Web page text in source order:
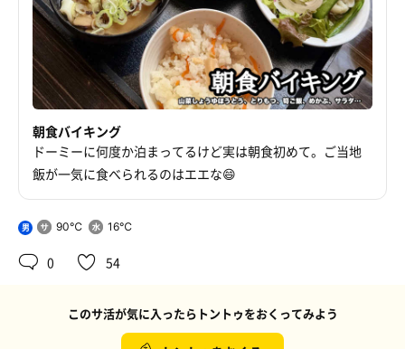
朝食バイキング
ドーミーに何度か泊まってるけど実は朝食初めて。ご当地
飯が一気に食べられるのはエエな😄
男 90℃ 16℃
0 54
このサ活が気に入ったらトントゥをおくってみよう